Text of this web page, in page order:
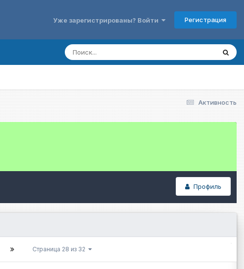
Уже зарегистрированы? Войти Регистрация
Активность
Профиль
Страница 28 из 32